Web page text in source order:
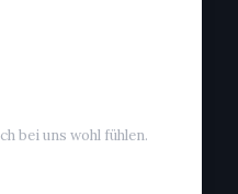
bei uns wohl fühlen.